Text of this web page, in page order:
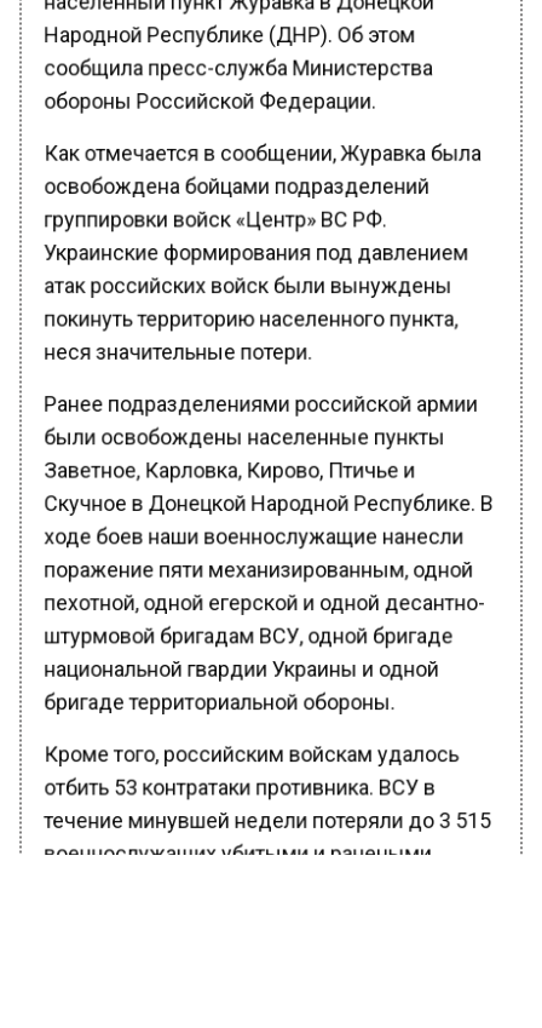
Народной Республике (ДНР). Об этом
сообщила пресс-служба Министерства
обороны Российской Федерации.
Как отмечается в сообщении, Журавка была
освобождена бойцами подразделений
группировки войск «Центр» ВС РФ.
Украинские формирования под давлением
атак российских войск были вынуждены
покинуть территорию населенного пункта,
неся значительные потери.
Ранее подразделениями российской армии
были освобождены населенные пункты
Заветное, Карловка, Кирово, Птичье и
Скучное в Донецкой Народной Республике. В
ходе боев наши военнослужащие нанесли
поражение пяти механизированным, одной
пехотной, одной егерской и одной десантно-
штурмовой бригадам ВСУ, одной бригаде
национальной гвардии Украины и одной
бригаде территориальной обороны.
Кроме того, российским войскам удалось
отбить 53 контратаки противника. ВСУ в
течение минувшей недели потеряли до 3 515
военнослужащих убитыми и ранеными.